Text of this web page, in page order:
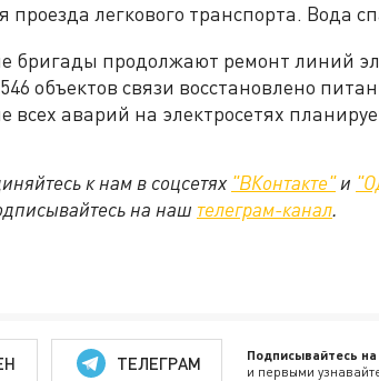
проезда легкового транспорта. Вода
бригады продолжают ремонт линий
объектов связи восстановлено
всех аварий на электросетях
к нам в соцсетях "ВКонтакте"и
на наш телеграм-канал.
ТЕЛЕГРАМ Подписывайтесь
и первыми